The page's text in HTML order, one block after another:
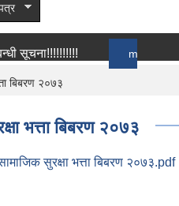
बिबरण २०७३
भत्ता बिबरण २०७३
सुरक्षा भत्ता बिबरण २०७३.pdf